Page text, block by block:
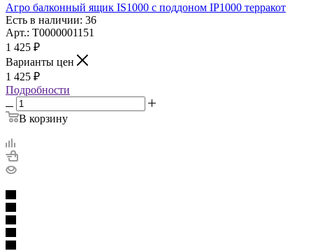
Агро балконный ящик IS1000 с поддоном IP1000 терракот
Есть в наличии: 36
Арт.: Т0000001151
1 425 ₽
Варианты цен
1 425 ₽
Подробности
В корзину